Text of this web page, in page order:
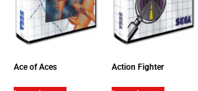
Ace of Aces Action Fighter